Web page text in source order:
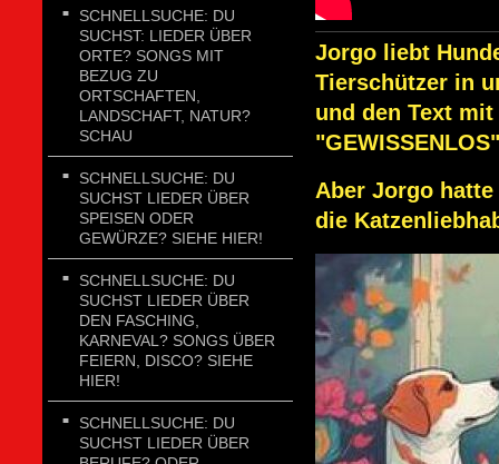
SCHNELLSUCHE: DU
SUCHST: LIEDER ÜBER
ORTE? SONGS MIT
BEZUG ZU
ORTSCHAFTEN,
LANDSCHAFT, NATUR?
SCHAU
SCHNELLSUCHE: DU
SUCHST LIEDER ÜBER
SPEISEN ODER
GEWÜRZE? SIEHE HIER!
SCHNELLSUCHE: DU
SUCHST LIEDER ÜBER
DEN FASCHING,
KARNEVAL? SONGS ÜBER
FEIERN, DISCO? SIEHE
HIER!
SCHNELLSUCHE: DU
SUCHST LIEDER ÜBER
Jorgo liebt
Tierschützer in
und den Text
Aber Jorgo
die